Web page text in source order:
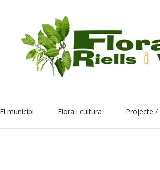
El municipi Flora i cultura Projecte /